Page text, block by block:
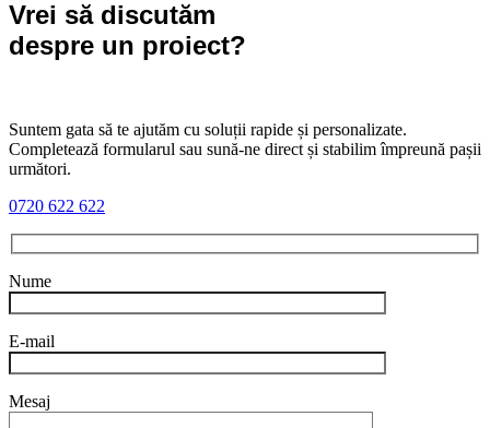
Vrei să discutăm
despre un proiect?
Suntem gata să te ajutăm cu soluții rapide și personalizate.
Completează formularul sau sună-ne direct și stabilim împreună pașii
următori.
0720 622 622
Nume
E-mail
Mesaj